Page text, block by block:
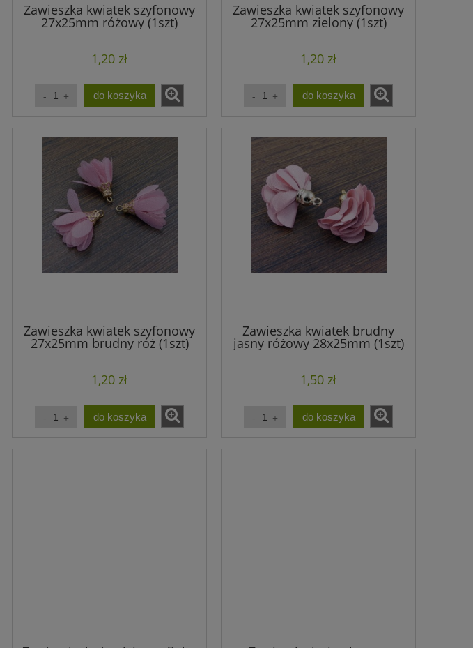
Zawieszka kwiatek szyfonowy
27x25mm różowy (1szt)
1,20 zł
do koszyka
Zawieszka kwiatek szyfonowy
27x25mm zielony (1szt)
1,20 zł
do koszyka
Zawieszka kwiatek szyfonowy
27x25mm brudny róż (1szt)
1,20 zł
do koszyka
Zawieszka kwiatek brudny
jasny różowy 28x25mm (1szt)
1,50 zł
do koszyka